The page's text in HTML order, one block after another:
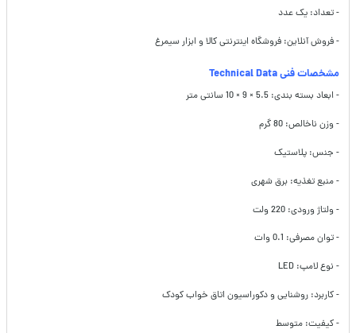
- تعداد: یک عدد
- فروش آنلاین: فروشگاه اینترنتی کالا و ابزار سیمرغ
مشخصات فنی Technical Data
- ابعاد بسته بندی: 5.5 × 9 × 10 سانتی متر
- وزن ناخالص: 80 گرم
- جنس: پلاستیک
- منبع تغذیه: برق شهری
- ولتاژ ورودی: 220 ولت
- توان مصرفی: 0.1 وات
- نوع لامپ: LED
- کاربرد: روشنایی و دکوراسیون اتاق خواب کودک
- کیفیت: متوسط